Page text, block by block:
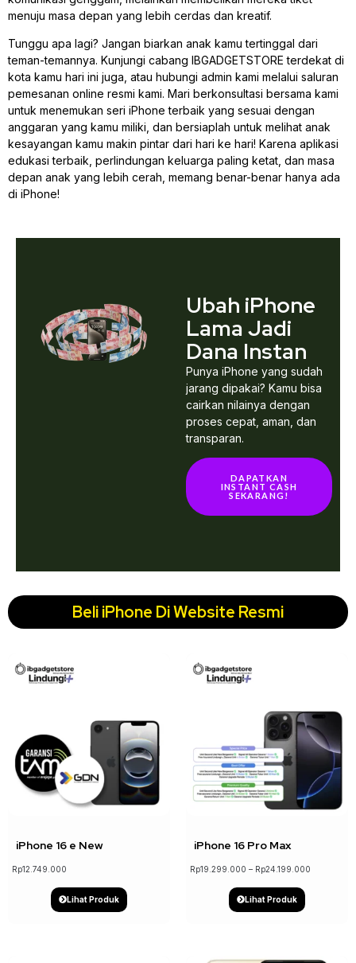
menuju masa depan yang lebih cerdas dan kreatif.
Tunggu apa lagi? Jangan biarkan anak kamu tertinggal dari
teman-temannya. Kunjungi cabang IBGADGETSTORE terdekat di
kota kamu hari ini juga, atau hubungi admin kami melalui saluran
pemesanan online resmi kami. Mari berkonsultasi bersama kami
untuk menemukan seri iPhone terbaik yang sesuai dengan
anggaran yang kamu miliki, dan bersiaplah untuk melihat anak
kesayangan kamu makin pintar dari hari ke hari! Karena aplikasi
edukasi terbaik, perlindungan keluarga paling ketat, dan masa
depan anak yang lebih cerah, memang benar-benar hanya ada
di iPhone!
Ubah iPhone
Lama Jadi
Dana Instan
Punya iPhone yang sudah
jarang dipakai? Kamu bisa
cairkan nilainya dengan
proses cepat, aman, dan
transparan.
DAPATKAN
INSTANT CASH
SEKARANG!
Beli iPhone Di Website Resmi
iPhone 16 e New
Rp12.749.000
Lihat Produk
↓ 5%
iPhone 16 Pro Max
Rp19.299.000 – Rp24.199.000
Lihat Produk